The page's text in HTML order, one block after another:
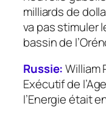
milliards de
va pas stimuler
bassin de
Russie:William
Exécutif de
l’Energie était